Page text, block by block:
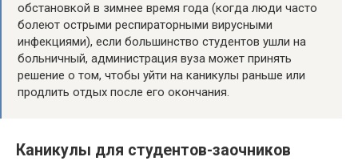
обстановкой в зимнее время года (когда люди часто
болеют острыми респираторными вирусными
инфекциями), если большинство студентов ушли на
больничный, администрация вуза может принять
решение о том, чтобы уйти на каникулы раньше или
продлить отдых после его окончания.
Каникулы для студентов-заочников